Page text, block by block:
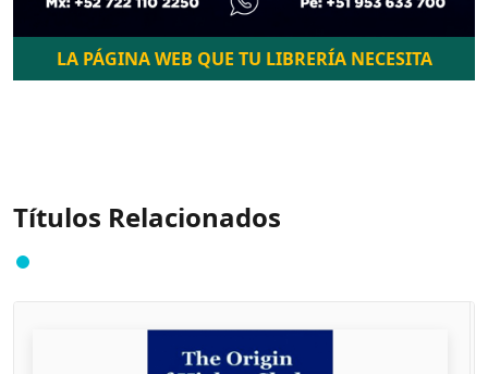
LA PÁGINA WEB QUE TU LIBRERÍA NECESITA
Títulos Relacionados